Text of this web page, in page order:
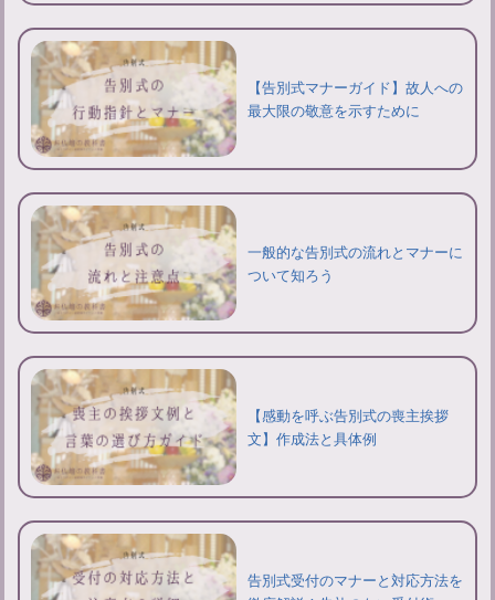
【告別式マナーガイド】故人への
最大限の敬意を示すために
一般的な告別式の流れとマナーに
ついて知ろう
【感動を呼ぶ告別式の喪主挨拶
文】作成法と具体例
告別式受付のマナーと対応方法を